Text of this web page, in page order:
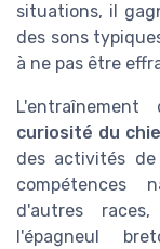
situations, il
des sons
à ne pas être
curiosité du
des activités
compétences
d'autres
l'épagneul